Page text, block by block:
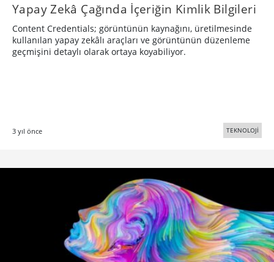
Yapay Zekâ Çağında İçeriğin Kimlik Bilgileri
Content Credentials; görüntünün kaynağını, üretilmesinde
kullanılan yapay zekâlı araçları ve görüntünün düzenleme
geçmişini detaylı olarak ortaya koyabiliyor.
3 yıl önce TEKNOLOJİ